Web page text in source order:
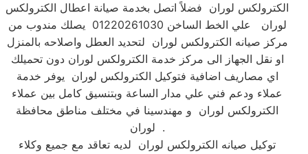
الكترولكس لوران فضلاً اتصل بخدمة صيانة اعطال الكترولكس
لوران علي الخط الساخن 01220261030 يصلك مندوب من
مركز صيانه الكترولكس لوران لتحديد العطل واصلاحه بالمنزل
او نقل الجهاز الى مركز خدمة الكترولكس لوران دون تحميلك
اي مصاريف اضافية فتوكيل الكترولكس لوران يوفر خدمة
عملاء ودعم فني علي مدار الساعة وبتنسيق كامل بين عملاء
الكترولكس لوران و مهندسينا في مختلف مناطق محافظة
لوران .
توكيل صيانه الكترولكس لوران لديه تعاقد مع جميع وكلاء